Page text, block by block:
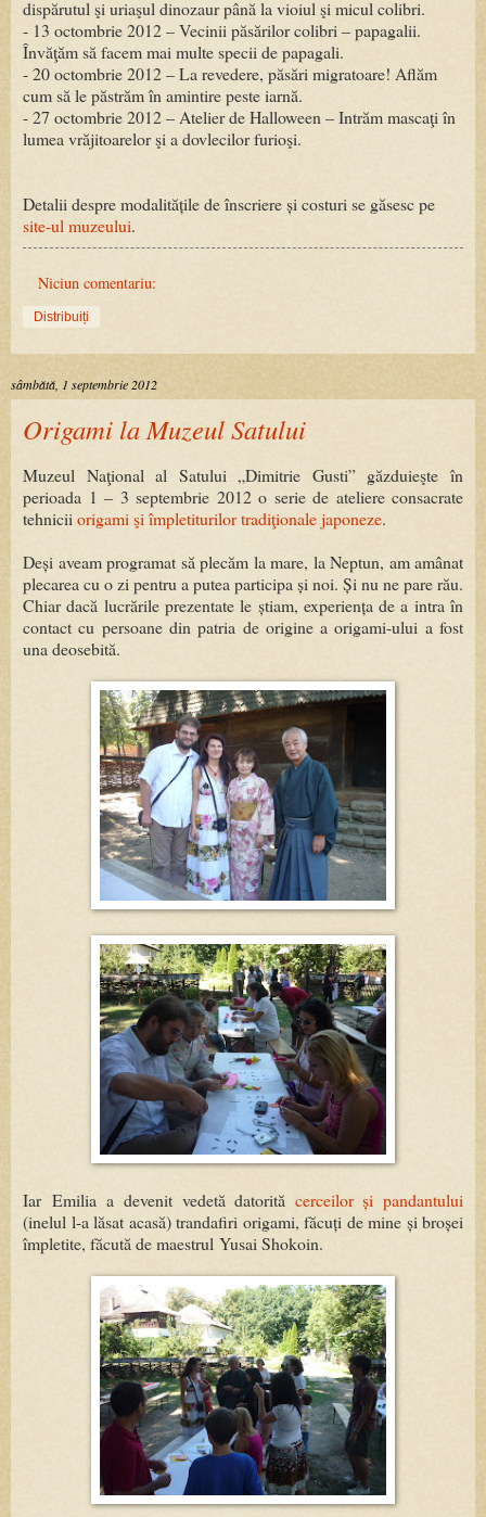
dispărutul şi uriaşul dinozaur până la vioiul şi micul colibri.
- 13 octombrie 2012 – Vecinii păsărilor colibri – papagalii.
Învăţăm să facem mai multe specii de papagali.
- 20 octombrie 2012 – La revedere, păsări migratoare! Aflăm
cum să le păstrăm în amintire peste iarnă.
- 27 octombrie 2012 – Atelier de Halloween – Intrăm mascaţi în
lumea vrăjitoarelor şi a dovlecilor furioşi.
Detalii despre modalitățile de înscriere și costuri se găsesc pe
site-ul muzeului.
Niciun comentariu:
Distribuiți
sâmbătă, 1 septembrie 2012
Origami la Muzeul Satului
Muzeul Naţional al Satului „Dimitrie Gusti” găzduieşte în
perioada 1 – 3 septembrie 2012 o serie de ateliere consacrate
tehnicii origami şi împletiturilor tradiţionale japoneze.
Deși aveam programat să plecăm la mare, la Neptun, am amânat
plecarea cu o zi pentru a putea participa și noi. Și nu ne pare rău.
Chiar dacă lucrările prezentate le știam, experiența de a intra în
contact cu persoane din patria de origine a origami-ului a fost
una deosebită.
Iar Emilia a devenit vedetă datorită cerceilor și pandantului
(inelul l-a lăsat acasă) trandafiri origami, făcuți de mine și broșei
împletite, făcută de maestrul Yusai Shokoin.